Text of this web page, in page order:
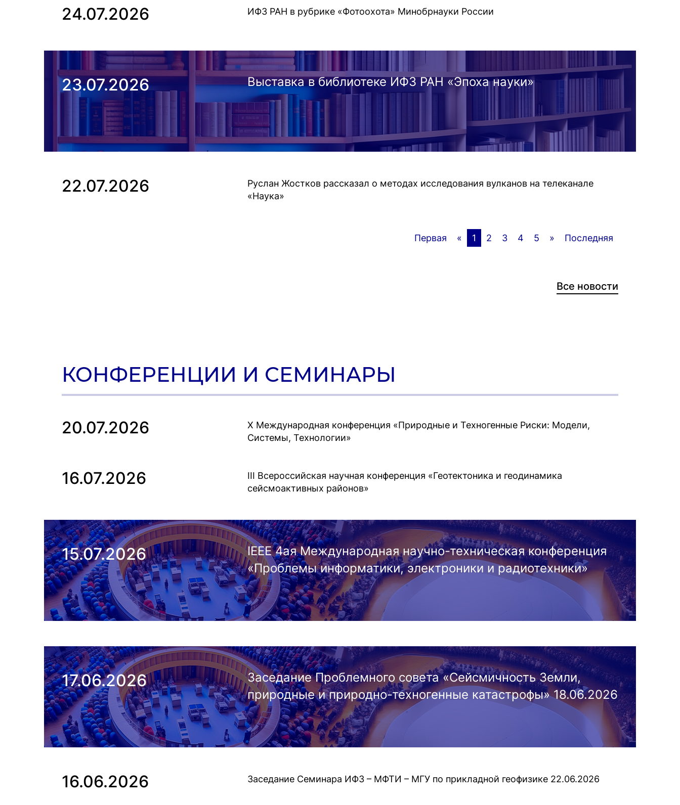
24.07.2026 ИФЗ РАН в рубрике «Фотоохота» Минобрнауки России
23.07.2026 Выставка в библиотеке ИФЗ РАН «Эпоха науки»
22.07.2026
Руслан Жостков рассказал о методах исследования вулканов на телеканале
«Наука»
Первая « 1 2 3 4 5 » Последняя
Все новости
КОНФЕРЕНЦИИ И СЕМИНАРЫ
20.07.2026
Х Международная конференция «Природные и Техногенные Риски: Модели,
Системы, Технологии»
16.07.2026
III Всероссийская научная конференция «Геотектоника и геодинамика
сейсмоактивных районов»
15.07.2026
IEEE 4ая Международная научно-техническая конференция
«Проблемы информатики, электроники и радиотехники»
17.06.2026
Заседание Проблемного совета «Сейсмичность Земли,
природные и природно-техногенные катастрофы» 18.06.2026
16.06.2026 Заседание Семинара ИФЗ – МФТИ – МГУ по прикладной геофизике 22.06.2026